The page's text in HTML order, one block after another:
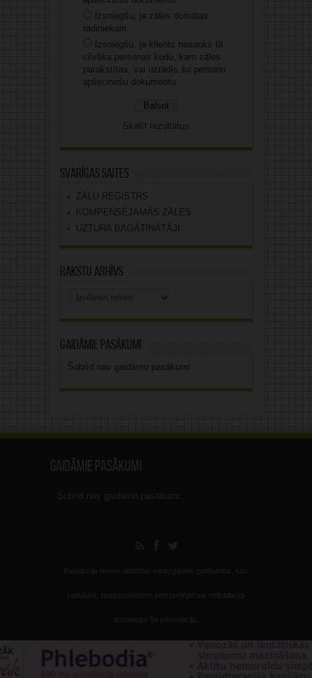
Izsniegšu, ja zāles domātas
radiniekam.
Izsniegšu, ja klients nosauks tā
cilvēka personas kodu, kam zāles
parakstītas, vai uzrādīs šo personu
apliecinošu dokumentu.
Skatīt rezultātus
Svarīgas saites
ZĀĻU REĢISTRS
KOMPENSĒJAMĀS ZĀLES
UZTURA BAGĀTINĀTĀJI
Rakstu arhīvs
Gaidāmie pasākumi
Šobrīd nav gaidāmo pasākumi.
Gaidāmie pasākumi
Šobrīd nav gaidāmo pasākumi.
Redakcija nenes atbildību sarežģījumu gadījumos, kas